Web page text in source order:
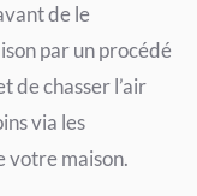
de le
par un procédé
de chasser l’air
via les
votre maison.